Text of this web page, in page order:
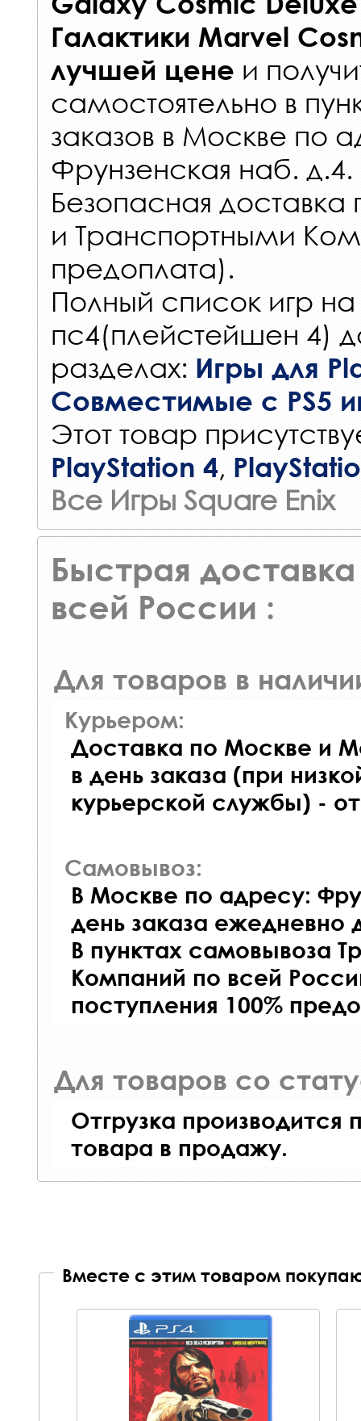
Галактики Marvel
лучшей цене и
самостоятельно в
заказов в Москве по
Фрунзенская наб. д.4.
Безопасная
и Транспортными
предоплата).
Полный список игр на
пс4(плейстейшен 4)
разделах: Игры для
Совместимые с PS5
Этот товар
PlayStation 4,
Все Игры Square Enix
Быстрая доставка
всей России :
Для товаров в
Курьером:
Доставка по Москве и
в день заказа (при
курьерской службы) -
Самовывоз:
В Москве по адресу:
день заказа ежедневно
В пунктах самовывоза
Компаний по всей
поступления 100%
Для товаров со
Отгрузка производится
товара в продажу.
Вместе с этим товаром